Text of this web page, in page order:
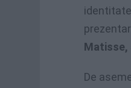
Matisse,
De